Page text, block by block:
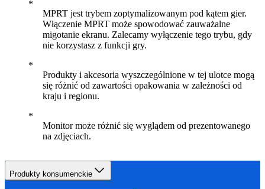
MPRT jest trybem zoptymalizowanym pod kątem gier.
Włączenie MPRT może spowodować zauważalne
migotanie ekranu. Zalecamy wyłączenie tego trybu, gdy
nie korzystasz z funkcji gry.
Produkty i akcesoria wyszczególnione w tej ulotce mogą
się różnić od zawartości opakowania w zależności od
kraju i regionu.
Monitor może różnić się wyglądem od prezentowanego
na zdjęciach.
Produkty konsumenckie